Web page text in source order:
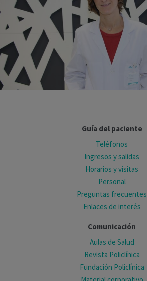
Guía del paciente
Teléfonos
Ingresos y salidas
Horarios y visitas
Personal
Preguntas frecuentes
Enlaces de interés
Comunicación
Aulas de Salud
Revista Policlínica
Fundación Policlínica